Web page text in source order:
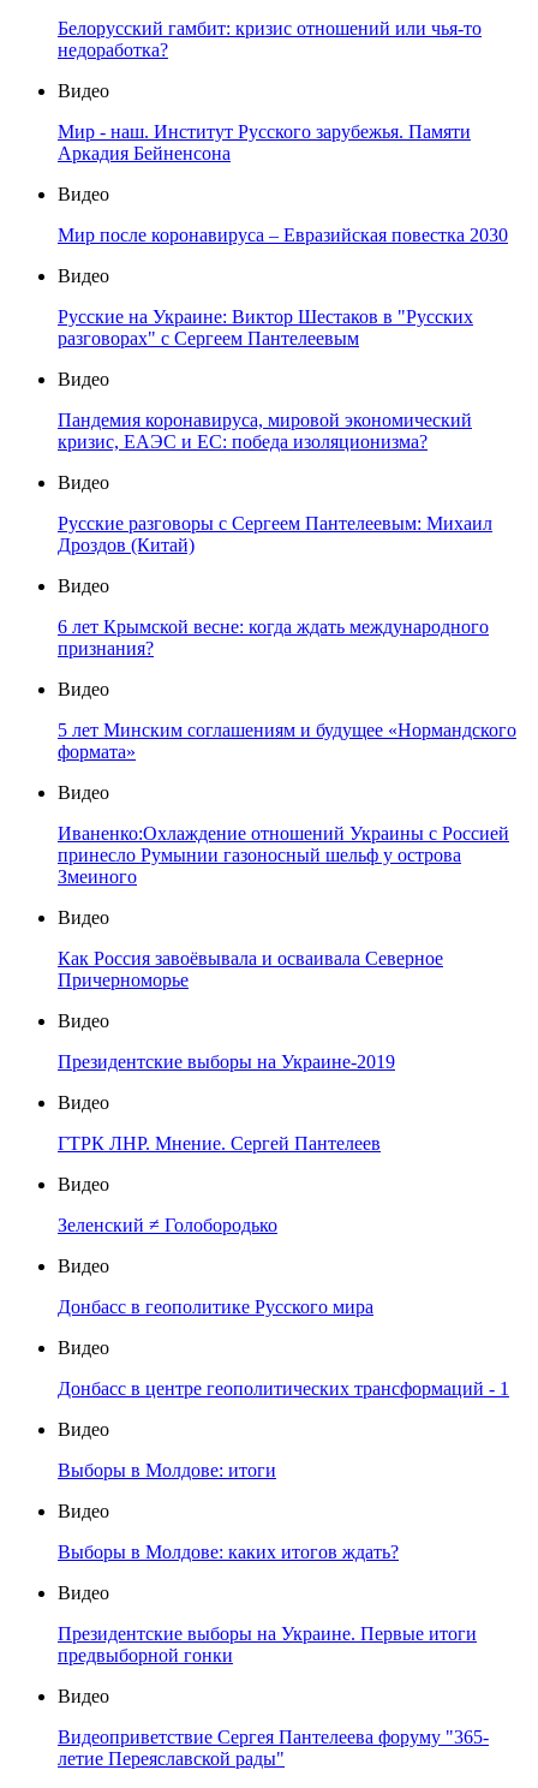
Белорусский гамбит: кризис отношений или чья-то
недоработка?
Видео
Мир - наш. Институт Русского зарубежья. Памяти
Аркадия Бейненсона
Видео
Мир после коронавируса – Евразийская повестка 2030
Видео
Русские на Украине: Виктор Шестаков в "Русских
разговорах" с Сергеем Пантелеевым
Видео
Пандемия коронавируса, мировой экономический
кризис, ЕАЭС и ЕС: победа изоляционизма?
Видео
Русские разговоры с Сергеем Пантелеевым: Михаил
Дроздов (Китай)
Видео
6 лет Крымской весне: когда ждать международного
признания?
Видео
5 лет Минским соглашениям и будущее «Нормандского
формата»
Видео
Иваненко:Охлаждение отношений Украины с Россией
принесло Румынии газоносный шельф у острова
Змеиного
Видео
Как Россия завоёвывала и осваивала Северное
Причерноморье
Видео
Президентские выборы на Украине-2019
Видео
ГТРК ЛНР. Мнение. Сергей Пантелеев
Видео
Зеленский ≠ Голобородько
Видео
Донбасс в геополитике Русского мира
Видео
Донбасс в центре геополитических трансформаций - 1
Видео
Выборы в Молдове: итоги
Видео
Выборы в Молдове: каких итогов ждать?
Видео
Президентские выборы на Украине. Первые итоги
предвыборной гонки
Видео
Видеоприветствие Сергея Пантелеева форуму "365-
летие Переяславской рады"